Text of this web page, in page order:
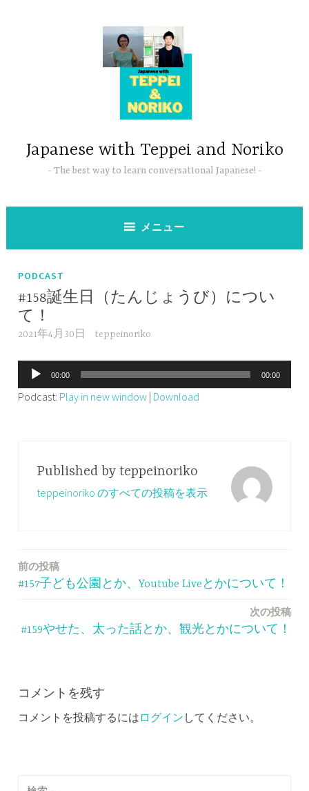
Japanese with Teppei and Noriko
The best way to learn conversational Japanese!
メニュー
PODCAST
#158誕生日（たんじょうび）につい
て！
2021年4月30日 teppeinoriko
声
プ
00:00 00:00
Podcast: Play in new window | Download
Published by teppeinoriko
teppeinoriko のすべての投稿を表示
投
ー
シ
前の投稿
#157子ども公園とか、Youtube Liveとかについて！
次の投稿
#159やせた、太った話とか、観光とかについて！
コメントを残す
コメントを投稿するには ログイン してください。
検